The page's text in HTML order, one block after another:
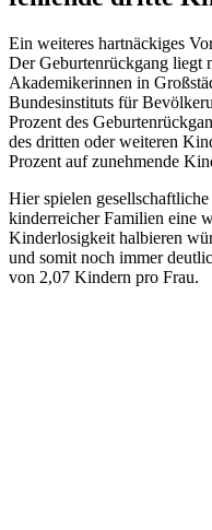
Ein weiteres hartnäckiges
Der Geburtenrückgang liegt
Akademikerinnen in
Bundesinstituts für
Prozent des
des dritten oder weiteren
Prozent auf zunehmende
Hier spielen
kinderreicher Familien eine
Kinderlosigkeit halbieren
und somit noch immer
von 2,07 Kindern pro Frau.